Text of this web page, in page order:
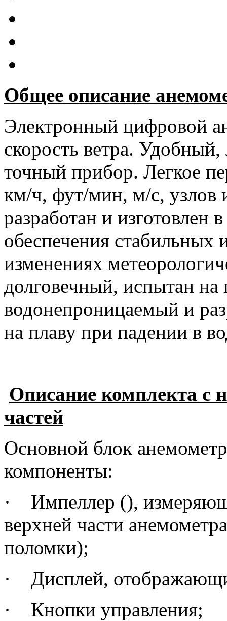
Общее описание
Электронный цифровой
скорость ветра.
точный прибор. Легкое
км/ч, фут/мин, м/с, узлов
разработан и
обеспечения стабильных
изменениях
долговечный, испытан на
водонепроницаемый и
на плаву при падении в
Описание комплекта с
частей
Основной блок
компоненты:
·
Импеллер (),
верхней части
поломки);
·
Дисплей,
·
Кнопки управления;